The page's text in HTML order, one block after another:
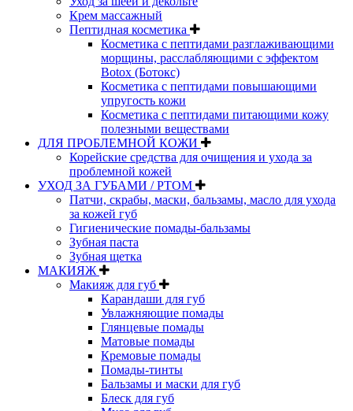
Крем массажный
Пептидная косметика
Косметика с пептидами разглаживающими
морщины, расслабляющими с эффектом
Botox (Ботокс)
Косметика с пептидами повышающими
упругость кожи
Косметика с пептидами питающими кожу
полезными веществами
ДЛЯ ПРОБЛЕМНОЙ КОЖИ
Корейские средства для очищения и ухода за
проблемной кожей
УХОД ЗА ГУБАМИ / РТОМ
Патчи, скрабы, маски, бальзамы, масло для ухода
за кожей губ
Гигиенические помады-бальзамы
Зубная паста
Зубная щетка
МАКИЯЖ
Макияж для губ
Карандаши для губ
Увлажняющие помады
Глянцевые помады
Матовые помады
Кремовые помады
Помады-тинты
Бальзамы и маски для губ
Блеск для губ